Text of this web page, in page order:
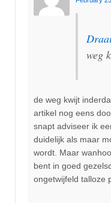
weg
de weg kwijt
artikel nog eens
snapt adviseer ik
duidelijk als maar
wordt. Maar
bent in goed
ongetwijfeld talloze